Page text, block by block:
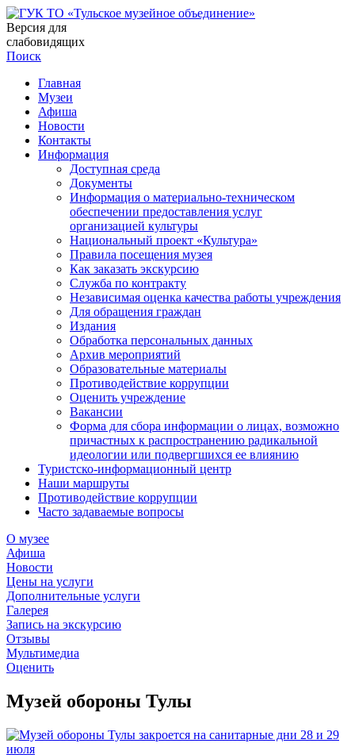
Версия для
слабовидящих
Поиск
Главная
Музеи
Афиша
Новости
Контакты
Информация
Доступная среда
Документы
Информация о материально-техническом
обеспечении предоставления услуг
организацией культуры
Национальный проект «Культура»
Правила посещения музея
Как заказать экскурсию
Служба по контракту
Независимая оценка качества работы учреждения
Для обращения граждан
Издания
Обработка персональных данных
Архив мероприятий
Образовательные материалы
Противодействие коррупции
Оценить учреждение
Вакансии
Форма для сбора информации о лицах, возможно
причастных к распространению радикальной
идеологии или подвергшихся ее влиянию
Туристско-информационный центр
Наши маршруты
Противодействие коррупции
Часто задаваемые вопросы
О музее
Афиша
Новости
Цены на услуги
Дополнительные услуги
Галерея
Запись на экскурсию
Отзывы
Мультимедиа
Оценить
Музей обороны Тулы